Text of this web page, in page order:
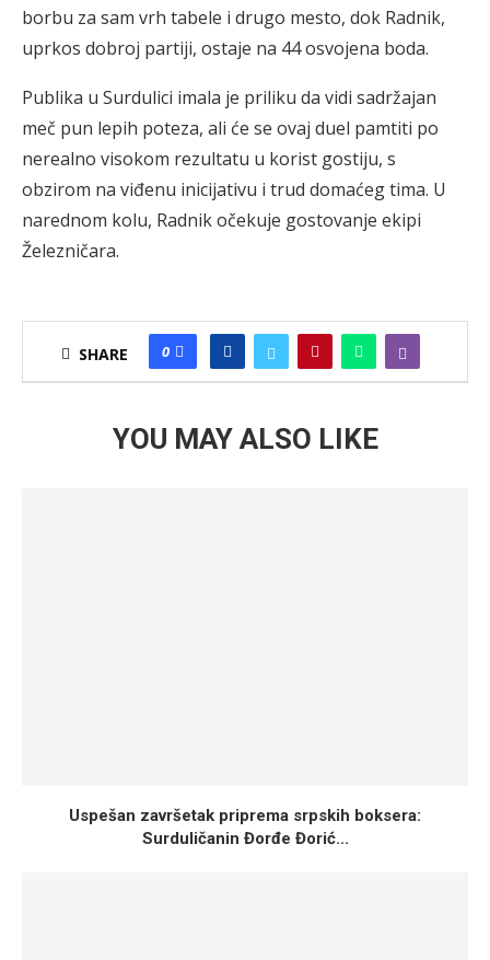
borbu za sam vrh tabele i drugo mesto, dok Radnik,
uprkos dobroj partiji, ostaje na 44 osvojena boda.
Publika u Surdulici imala je priliku da vidi sadržajan
meč pun lepih poteza, ali će se ovaj duel pamtiti po
nerealno visokom rezultatu u korist gostiju, s
obzirom na viđenu inicijativu i trud domaćeg tima. U
narednom kolu, Radnik očekuje gostovanje ekipi
Železničara.
SHARE 0
YOU MAY ALSO LIKE
Uspešan završetak priprema srpskih boksera:
Surduličanin Đorđe Đorić...